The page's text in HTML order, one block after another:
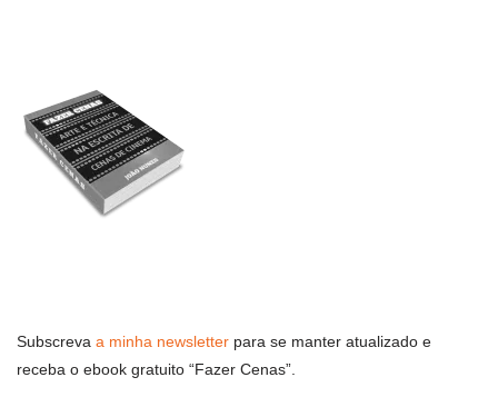
Subscreva a minha newsletter para se manter atualizado e
receba o ebook gratuito “Fazer Cenas”.